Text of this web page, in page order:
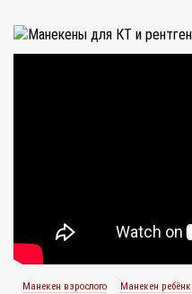
Манекен взрослого Манекен